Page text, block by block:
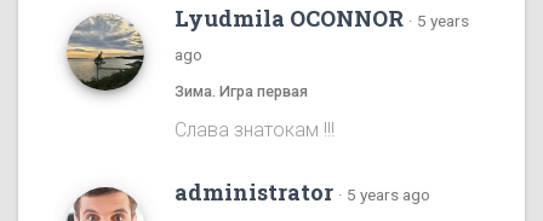
Lyudmila OCONNOR · 5 years
ago
Зима. Игра первая
Cлава знатокам !!!
administrator · 5 years ago